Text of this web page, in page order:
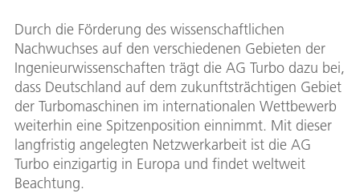
Durch die Förderung des wissenschaftlichen
Nachwuchses auf den verschiedenen Gebieten der
Ingenieurwissenschaften trägt die AG Turbo dazu bei,
dass Deutschland auf dem zukunftsträchtigen Gebiet
der Turbomaschinen im internationalen Wettbewerb
weiterhin eine Spitzenposition einnimmt. Mit dieser
langfristig angelegten Netzwerkarbeit ist die AG
Turbo einzigartig in Europa und findet weltweit
Beachtung.